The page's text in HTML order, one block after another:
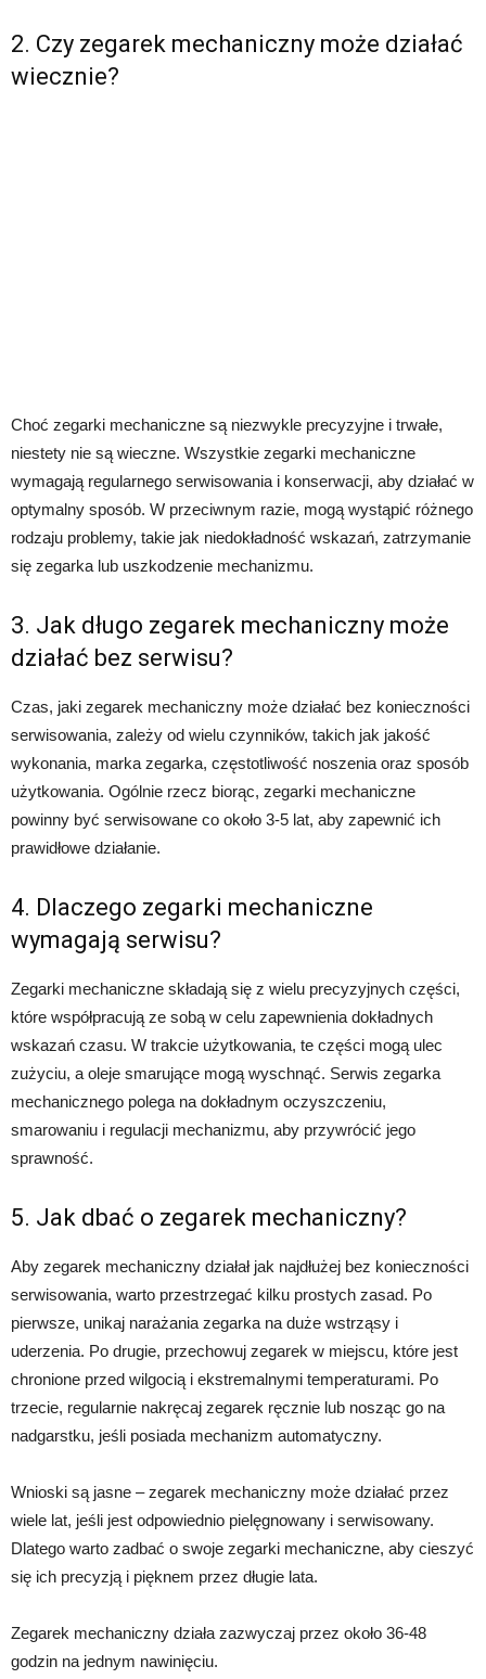
2. Czy zegarek mechaniczny może działać
wiecznie?
Choć zegarki mechaniczne są niezwykle precyzyjne i trwałe,
niestety nie są wieczne. Wszystkie zegarki mechaniczne
wymagają regularnego serwisowania i konserwacji, aby działać w
optymalny sposób. W przeciwnym razie, mogą wystąpić różnego
rodzaju problemy, takie jak niedokładność wskazań, zatrzymanie
się zegarka lub uszkodzenie mechanizmu.
3. Jak długo zegarek mechaniczny może
działać bez serwisu?
Czas, jaki zegarek mechaniczny może działać bez konieczności
serwisowania, zależy od wielu czynników, takich jak jakość
wykonania, marka zegarka, częstotliwość noszenia oraz sposób
użytkowania. Ogólnie rzecz biorąc, zegarki mechaniczne
powinny być serwisowane co około 3-5 lat, aby zapewnić ich
prawidłowe działanie.
4. Dlaczego zegarki mechaniczne
wymagają serwisu?
Zegarki mechaniczne składają się z wielu precyzyjnych części,
które współpracują ze sobą w celu zapewnienia dokładnych
wskazań czasu. W trakcie użytkowania, te części mogą ulec
zużyciu, a oleje smarujące mogą wyschnąć. Serwis zegarka
mechanicznego polega na dokładnym oczyszczeniu,
smarowaniu i regulacji mechanizmu, aby przywrócić jego
sprawność.
5. Jak dbać o zegarek mechaniczny?
Aby zegarek mechaniczny działał jak najdłużej bez konieczności
serwisowania, warto przestrzegać kilku prostych zasad. Po
pierwsze, unikaj narażania zegarka na duże wstrząsy i
uderzenia. Po drugie, przechowuj zegarek w miejscu, które jest
chronione przed wilgocią i ekstremalnymi temperaturami. Po
trzecie, regularnie nakręcaj zegarek ręcznie lub nosząc go na
nadgarstku, jeśli posiada mechanizm automatyczny.
Wnioski są jasne – zegarek mechaniczny może działać przez
wiele lat, jeśli jest odpowiednio pielęgnowany i serwisowany.
Dlatego warto zadbać o swoje zegarki mechaniczne, aby cieszyć
się ich precyzją i pięknem przez długie lata.
Zegarek mechaniczny działa zazwyczaj przez około 36-48
godzin na jednym nawinięciu.